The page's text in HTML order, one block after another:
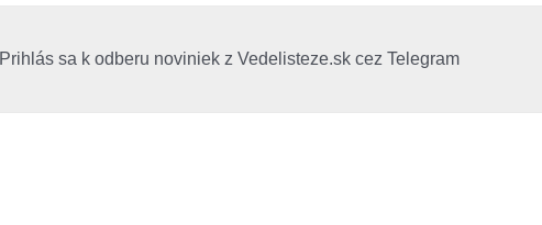
Prihlás sa k odberu noviniek z Vedelisteze.sk cez Telegram